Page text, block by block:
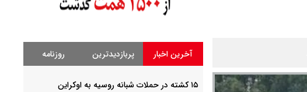
آخرین اخبار پربازدیدترین روزنامه
۱۵ کشته در حملات شبانه روسیه به اوکراین